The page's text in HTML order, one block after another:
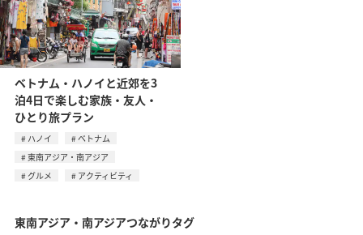
ベトナム・ハノイと近郊を3
泊4日で楽しむ家族・友人・
ひとり旅プラン
ハノイ
ベトナム
東南アジア・南アジア
グルメ
アクティビティ
東南アジア・南アジアつながりタグ